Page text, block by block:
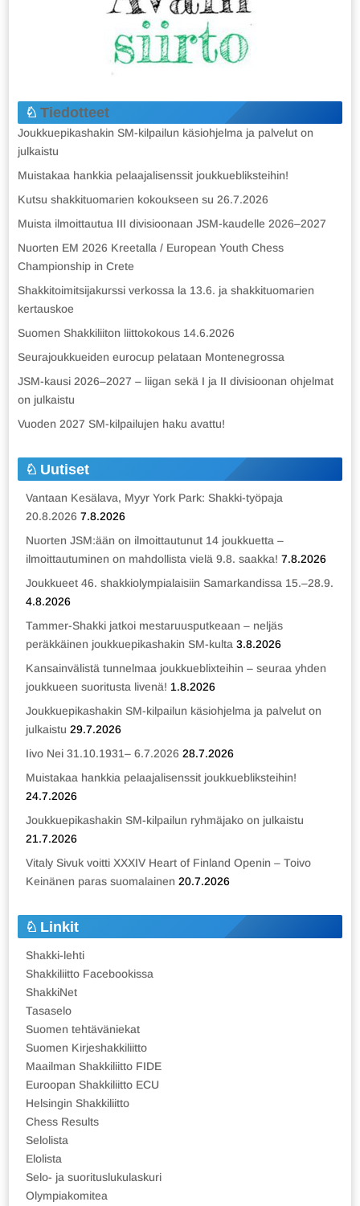
Tiedotteet
Joukkuepikashakin SM-kilpailun käsiohjelma ja palvelut on
julkaistu
Muistakaa hankkia pelaajalisenssit joukkuebliksteihin!
Kutsu shakkituomarien kokoukseen su 26.7.2026
Muista ilmoittautua III divisioonaan JSM-kaudelle 2026–2027
Nuorten EM 2026 Kreetalla / European Youth Chess
Championship in Crete
Shakkitoimitsijakurssi verkossa la 13.6. ja shakkituomarien
kertauskoe
Suomen Shakkiliiton liittokokous 14.6.2026
Seurajoukkueiden eurocup pelataan Montenegrossa
JSM-kausi 2026–2027 – liigan sekä I ja II divisioonan ohjelmat
on julkaistu
Vuoden 2027 SM-kilpailujen haku avattu!
Uutiset
Vantaan Kesälava, Myyr York Park: Shakki-työpaja
20.8.2026 7.8.2026
Nuorten JSM:ään on ilmoittautunut 14 joukkuetta –
ilmoittautuminen on mahdollista vielä 9.8. saakka! 7.8.2026
Joukkueet 46. shakkiolympialaisiin Samarkandissa 15.–28.9.
4.8.2026
Tammer-Shakki jatkoi mestaruusputkeaan – neljäs
peräkkäinen joukkuepikashakin SM-kulta 3.8.2026
Kansainvälistä tunnelmaa joukkueblixteihin – seuraa yhden
joukkueen suoritusta livenä! 1.8.2026
Joukkuepikashakin SM-kilpailun käsiohjelma ja palvelut on
julkaistu 29.7.2026
Iivo Nei 31.10.1931– 6.7.2026 28.7.2026
Muistakaa hankkia pelaajalisenssit joukkuebliksteihin!
24.7.2026
Joukkuepikashakin SM-kilpailun ryhmäjako on julkaistu
21.7.2026
Vitaly Sivuk voitti XXXIV Heart of Finland Openin – Toivo
Keinänen paras suomalainen 20.7.2026
Linkit
Shakki-lehti
Shakkiliitto Facebookissa
ShakkiNet
Tasaselo
Suomen tehtäväniekat
Suomen Kirjeshakkiliitto
Maailman Shakkiliitto FIDE
Euroopan Shakkiliitto ECU
Helsingin Shakkiliitto
Chess Results
Selolista
Elolista
Selo- ja suorituslukulaskuri
Olympiakomitea